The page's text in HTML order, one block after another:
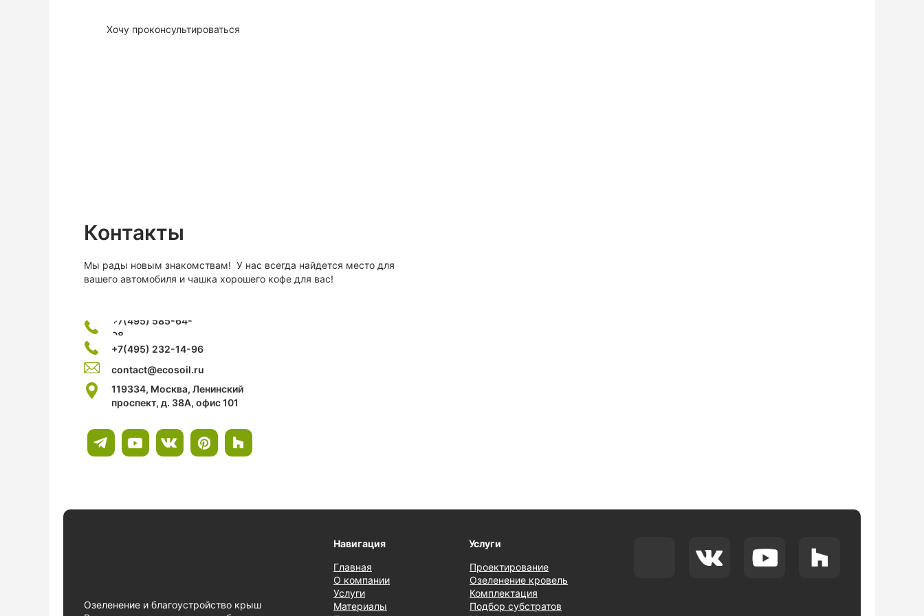
Хочу проконсультироваться
Контакты
Мы рады новым знакомствам! У нас всегда найдется место для
вашего автомобиля и чашка хорошего кофе для вас!
119334, Москва, Ленинский
проспект, д. 38А, офис 101
+7(495) 585-64-
08
+7(495) 232-14-96
contact@ecosoil.ru
Услуги
Проектирование
Озеленение кровель
Комплектация
Подбор субстратов
Навигация
Главная
О компании
Услуги
Материалы
Озеленение и благоустройство крыш